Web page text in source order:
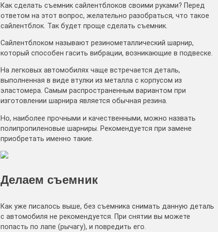
Как сделать съемник сайлентблоков своими руками? Перед
ответом на этот вопрос, желательно разобраться, что такое
сайлентблок. Так будет проще сделать съемник.
Сайлентблоком называют резинометаллический шарнир,
который способен гасить вибрации, возникающие в подвеске.
На легковых автомобилях чаще встречается деталь,
выполненная в виде втулки из металла с корпусом из
эластомера. Самым распространенным вариантом при
изготовлении шарнира является обычная резина.
Но, наиболее прочными и качественными, можно назвать
полипропиленовые шарниры. Рекомендуется при замене
приобретать именно такие.
Делаем съемник
Как уже писалось выше, без съемника снимать данную деталь
с автомобиля не рекомендуется. При снятии вы можете
попасть по лапе (рычагу), и повредить его.